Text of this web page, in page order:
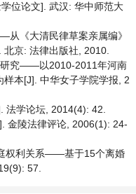
位论文]. 武汉: 华中师范大
《大清民律草案亲属编》
京: 法律出版社, 2010.
研究——以2010-2011年河南
本[J]. 中华女子学院学报, 2
法学论坛, 2014(4): 42.
金陵法律评论, 2006(1): 24-
权利关系——基于15个离婚
57.